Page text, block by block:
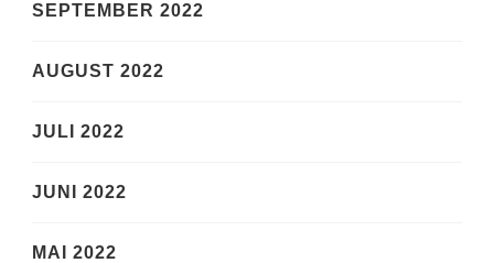
SEPTEMBER 2022
AUGUST 2022
JULI 2022
JUNI 2022
MAI 2022